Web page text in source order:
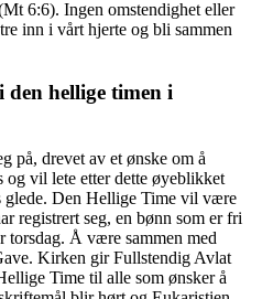
6:6). Ingen omstendighet eller
inn i vårt hjerte og bli sammen
hellige timen i
på, drevet av et ønske om å
og vil lete etter dette øyeblikket
glede. Den Hellige Time vil være
registrert seg, en bønn som er fri
torsdag. Å være sammen med
Kirken gir Fullstendig Avlat
Time til alle som ønsker å